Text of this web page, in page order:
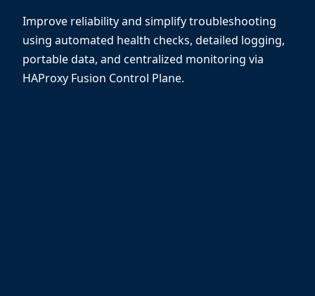
Improve reliability and simplify troubleshooting
using automated health checks, detailed logging,
portable data, and centralized monitoring via
HAProxy Fusion Control Plane.